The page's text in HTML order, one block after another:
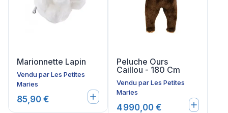
Marionnette Lapin
Vendu parLes Petites
Maries
85,90 €
Peluche Ours
Caillou - 180 Cm
Vendu parLes Petites
Maries
4 990,00 €